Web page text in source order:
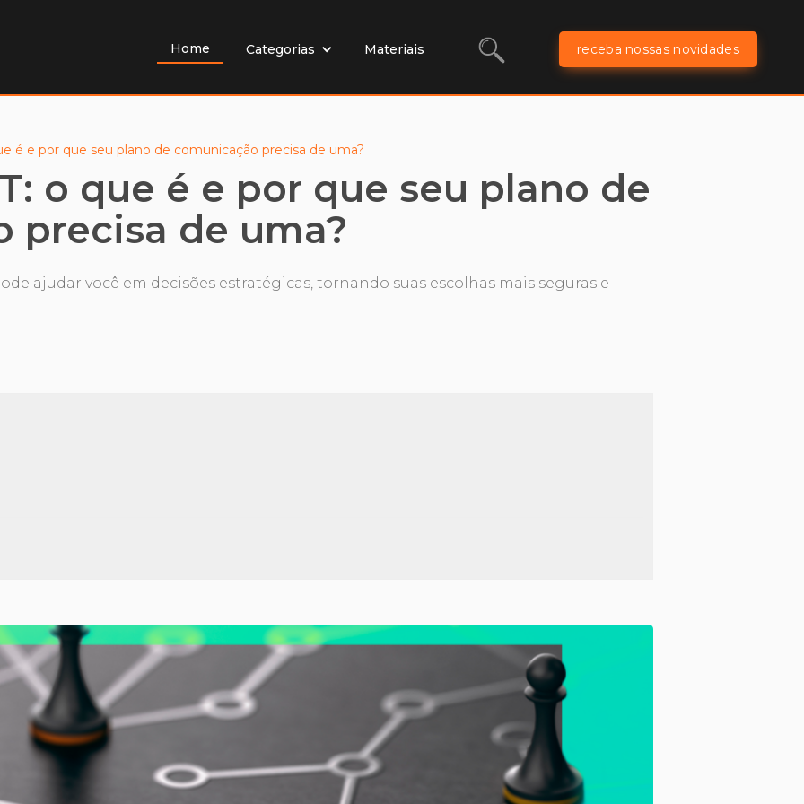
Home Categorias Materiais receba nossas novidades
é e por que seu plano de comunicação precisa de uma?
o que é e por que seu plano de
precisa de uma?
ajudar você em decisões estratégicas, tornando suas escolhas mais seguras e